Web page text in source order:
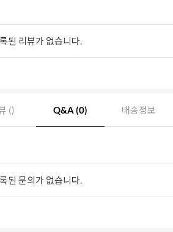
된 리뷰가 없습니다.
() Q&A (0) 배송정보
된 문의가 없습니다.